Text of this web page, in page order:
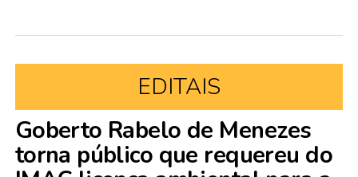
EDITAIS
Goberto Rabelo de Menezes
torna público que requereu do